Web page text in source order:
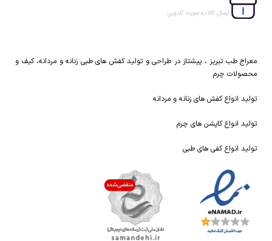
ارسال کالا به صورت کادویی
معراج طب تبریز ، پیشتاز در طراحی و تولید کفش های طبی زنانه و مردانه، کیف و
محصولات چرم
تولید انواع کفش های زنانه و مردانه
تولید انواع کاپشن های چرم
تولید انواع کفی های طبی